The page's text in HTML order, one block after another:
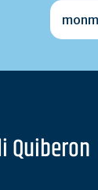
Quiberon